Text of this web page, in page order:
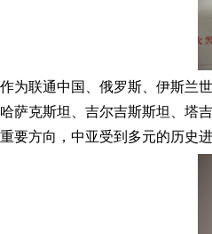
为联通中国、俄罗斯、伊斯兰
萨克斯坦、吉尔吉斯斯坦、塔
要方向，中亚受到多元的历史